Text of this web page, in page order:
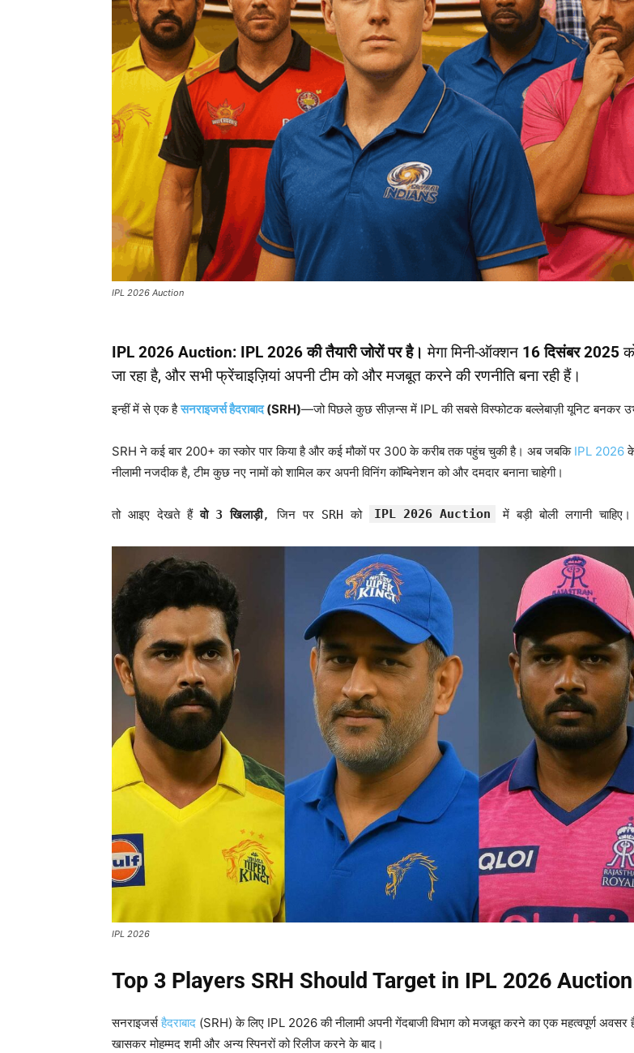
IPL 2026 Auction
IPL 2026 Auction: IPL 2026की तैयारी जोरों पर है। मेगा मिनी-ऑक्शन 16दिसंबर 2025
जा रहा है, और सभी फ्रेंचाइज़ियां अपनी टीम को और मजबूत करने की रणनीति बना रही हैं।
इन्हीं में से एक हैसनराइजर्स हैदराबाद(SRH)—जो पिछले कुछ सीज़न्स में IPL की सबसे विस्फोटक बल्लेबाज़ी यूनिट बनकर
SRH ने कई बार 200+ का स्कोर पार किया है और कई मौकों पर 300 के करीब तक पहुंच चुकी है। अब जबकि IPL 2026
नीलामी नजदीक है, टीम कुछ नए नामों को शामिल कर अपनी विनिंग कॉम्बिनेशन को और दमदार बनाना चाहेगी।
तो आइए देखते हैंवो 3 खिलाड़ी, जिन पर SRH को IPL 2026 Auction में बड़ी बोली लगानी चाहिए।
IPL 2026
Top 3 Players SRH Should Target in IPL 2026 Auction
सनराइजर्सहैदराबाद (SRH) के लिए IPL 2026 की नीलामी अपनी गेंदबाजी विभाग को मजबूत करने का एक महत्वपूर्ण अवसर
खासकर मोहम्मद शमी और अन्य स्पिनरों को रिलीज करने के बाद।